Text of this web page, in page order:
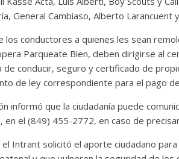
General Cambiaso, Alberto Larancuent
los conductores a quienes les sean
Parqueate Bien, deben dirigirse al
de conducir, seguro y certificado de
de ley correspondiente para el pago
informó que la ciudadanía puede
en el (849) 455-2772, en caso de
el Intrant solicitó el aporte ciudadano